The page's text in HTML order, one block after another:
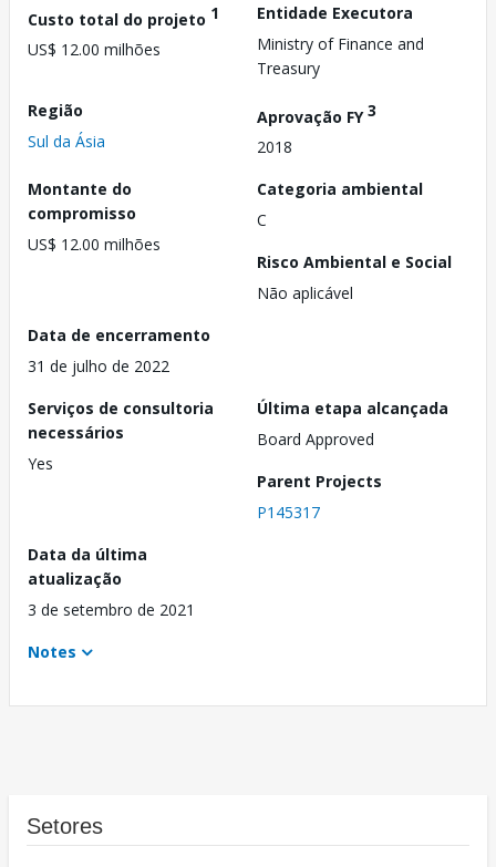
Custo total do projeto 1
US$ 12.00 milhões
Entidade Executora
Ministry of Finance and
Treasury
Região
Sul da Ásia
Aprovação FY3
2018
Montante do
compromisso
US$ 12.00 milhões
Categoria ambiental
C
Risco Ambiental e Social
Não aplicável
Data de encerramento
31 de julho de 2022
Serviços de consultoria
necessários
Yes
Última etapa alcançada
Board Approved
Parent Projects
P145317
Data da última
atualização
3 de setembro de 2021
Notes
Setores